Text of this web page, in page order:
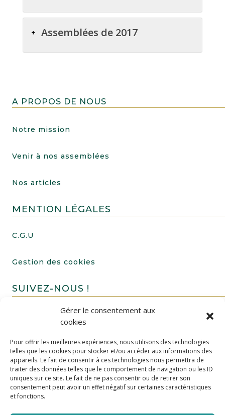
Gérer le consentement aux
cookies
Pour offrir les meilleures expériences, nous utilisons des technologies
telles que les cookies pour stocker et/ou accéder aux informations des
appareils. Le fait de consentir à ces technologies nous permettra de
traiter des données telles que le comportement de navigation ou les ID
uniques sur ce site. Le fait de ne pas consentir ou de retirer son
consentement peut avoir un effet négatif sur certaines caractéristiques
et fonctions.
Assemblées de 2017
A PROPOS DE NOUS
Notre mission
Venir à nos assemblées
Nos articles
MENTION LÉGALES
C.G.U
Gestion des cookies
SUIVEZ-NOUS !
FAIRE UN DON